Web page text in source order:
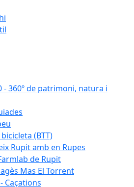
- 360º de patrimoni, natura i
(BTT)
Rupit amb en Rupes
de Rupit
Mas El Torrent
Caçations